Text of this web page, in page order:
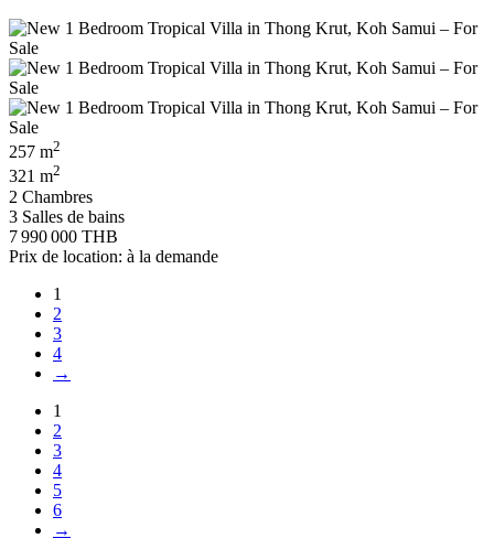
257 m2
321 m2
2 Chambres
3 Salles de bains
7 990 000 THB
Prix de location: à la demande
1
2
3
4
→
1
2
3
4
5
6
→